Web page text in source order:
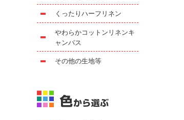
くったりハーフリネン
やわらかコットンリネンキ
ャンバス
その他の生地等